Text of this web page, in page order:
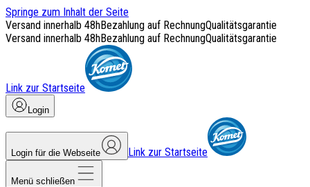
Springe zum Inhalt der Seite
Versand innerhalb 48hBezahlung auf RechnungQualitätsgarantie
Versand innerhalb 48hBezahlung auf RechnungQualitätsgarantie
Link zur Startseite
Login
Login für die Webseite Link zur Startseite
Menü schließen